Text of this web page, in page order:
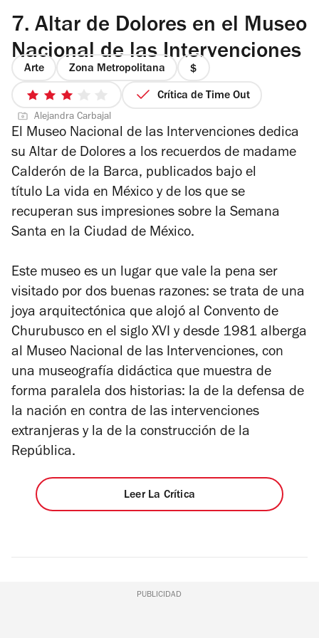
7. Altar de Dolores en el Museo
Nacional de las Intervenciones
Arte Zona Metropolitana
precio
1
4
3
de
5
estrellas
Crítica de Time Out
Alejandra Carbajal
El Museo Nacional de las Intervenciones dedica
su Altar de Dolores a los recuerdos de madame
Calderón de la Barca, publicados bajo el
título La vida en México y de los que se
recuperan sus impresiones sobre la Semana
Santa en la Ciudad de México.
Este museo es un lugar que vale la pena ser
visitado por dos buenas razones: se trata de una
joya arquitectónica que alojó al Convento de
Churubusco en el siglo XVI y desde 1981 alberga
al Museo Nacional de las Intervenciones, con
una museografía didáctica que muestra de
forma paralela dos historias: la de la defensa de
la nación en contra de las intervenciones
extranjeras y la de la construcción de la
República.
Leer La Crítica
PUBLICIDAD